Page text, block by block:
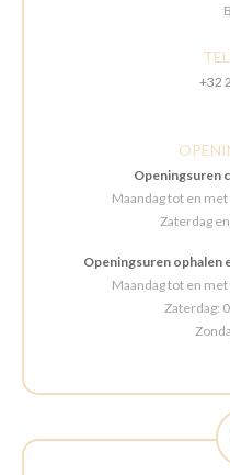
+32
Openingsuren
Maandag tot en
Zaterdag
Openingsuren ophalen
Maandag tot en
Zaterdag: